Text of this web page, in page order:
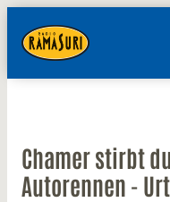
Chamer stirbt
Autorennen -